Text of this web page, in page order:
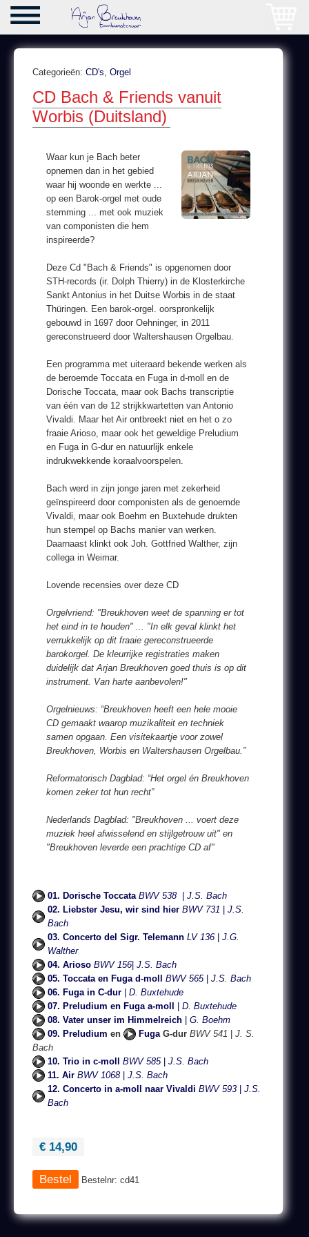
Categorieën: CD's, Orgel
CD Bach & Friends vanuit
Worbis (Duitsland)
Waar kun je Bach beter
opnemen dan in het gebied
waar hij woonde en werkte ...
op een Barok-orgel met oude
stemming ... met ook muziek
van componisten die hem
inspireerde?
Deze Cd "Bach & Friends" is opgenomen door
STH-records (ir. Dolph Thierry) in de Klosterkirche
Sankt Antonius in het Duitse Worbis in de staat
Thüringen. Een barok-orgel. oorspronkelijk
gebouwd in 1697 door Oehninger, in 2011
gereconstrueerd door Waltershausen Orgelbau.
Een programma met uiteraard bekende werken als
de beroemde Toccata en Fuga in d-moll en de
Dorische Toccata, maar ook Bachs transcriptie
van één van de 12 strijkkwartetten van Antonio
Vivaldi. Maar het Air ontbreekt niet en het o zo
fraaie Arioso, maar ook het geweldige Preludium
en Fuga in G-dur en natuurlijk enkele
indrukwekkende koraalvoorspelen.
Bach werd in zijn jonge jaren met zekerheid
geïnspireerd door componisten als de genoemde
Vivaldi, maar ook Boehm en Buxtehude drukten
hun stempel op Bachs manier van werken.
Daarnaast klinkt ook Joh. Gottfried Walther, zijn
collega in Weimar.
Lovende recensies over deze CD
Orgelvriend: "Breukhoven weet de spanning er tot
het eind in te houden" ... "In elk geval klinkt het
verrukkelijk op dit fraaie gereconstrueerde
barokorgel. De kleurrijke registraties maken
duidelijk dat Arjan Breukhoven goed thuis is op dit
instrument. Van harte aanbevolen!"
Orgelnieuws: “Breukhoven heeft een hele mooie
CD gemaakt waarop muzikaliteit en techniek
samen opgaan. Een visitekaartje voor zowel
Breukhoven, Worbis en Waltershausen Orgelbau.”
Reformatorisch Dagblad: “Het orgel én Breukhoven
komen zeker tot hun recht”
Nederlands Dagblad: "Breukhoven ... voert deze
muziek heel afwisselend en stijlgetrouw uit" en
"Breukhoven leverde een prachtige CD af"
01. Dorische Toccata BWV 538| J.S. Bach
02. Liebster Jesu, wir sind hier BWV 731
J.S.
Bach
03. Concerto del Sigr. Telemann LV 136
J.G.
Walther
04. Arioso BWV 156 J.S. Bach
05. Toccata en Fuga d-moll
BWV 565| J.S. Bach
06. Fuga in C-dur
D. Buxtehude
07. Preludium en Fuga a-moll
D. Buxtehude
08. Vater unser im Himmelreich
G. Boehm
09. Preludium en FugaG-dur BWV 541
J. S.
Bach
10. Trio in c-moll
BWV 585| J.S. Bach
11. Air BWV 1068
J.S. Bach
12. Concerto in a-moll naar Vivaldi BWV 593
J.S.
Bach
€ 14,90
Bestelnr: cd41